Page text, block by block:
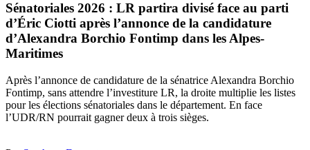
Sénatoriales 2026 : LR partira divisé face au parti
d’Éric Ciotti après l’annonce de la candidature
d’Alexandra Borchio Fontimp dans les Alpes-
Maritimes
Après l’annonce de candidature de la sénatrice Alexandra Borchio
Fontimp, sans attendre l’investiture LR, la droite multiplie les listes
pour les élections sénatoriales dans le département. En face
l’UDR/RN pourrait gagner deux à trois sièges.